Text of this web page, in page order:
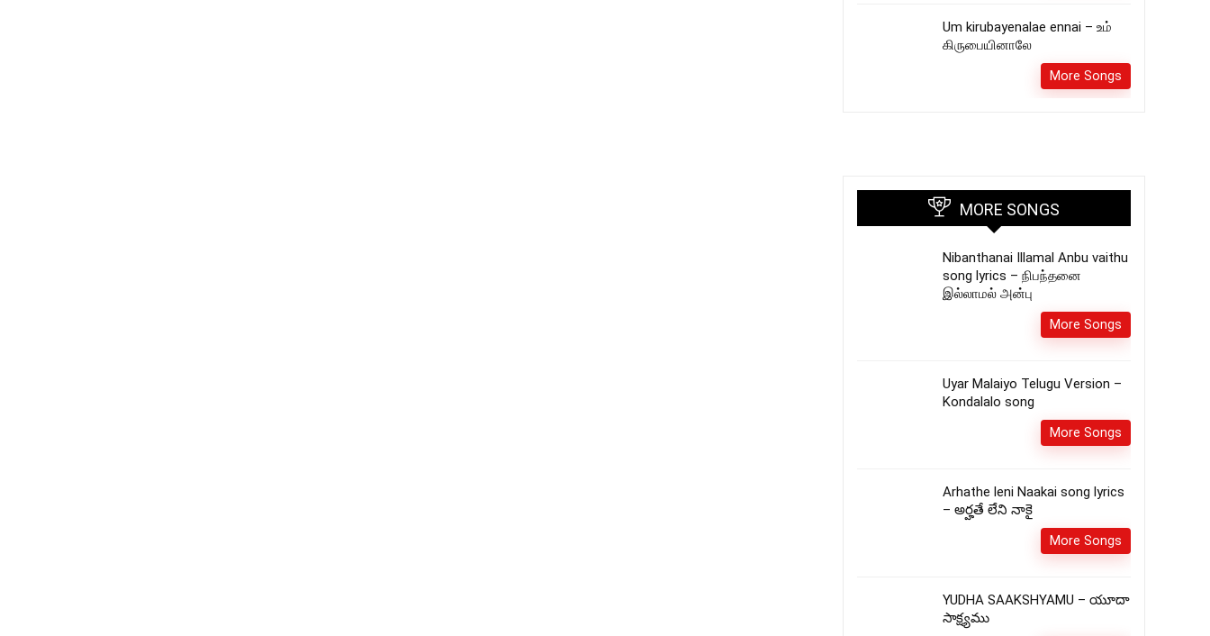
Um kirubayenalae ennai – உம்
கிருபையினாலே
More Songs
MORE SONGS
Nibanthanai Illamal Anbu vaithu
song lyrics – நிபந்தனை
இல்லாமல் அன்பு
More Songs
Uyar Malaiyo Telugu Version –
Kondalalo song
More Songs
Arhathe leni Naakai song lyrics
– అర్హతే లేని నాకై
More Songs
YUDHA SAAKSHYAMU – యూదా
సాక్ష్యము